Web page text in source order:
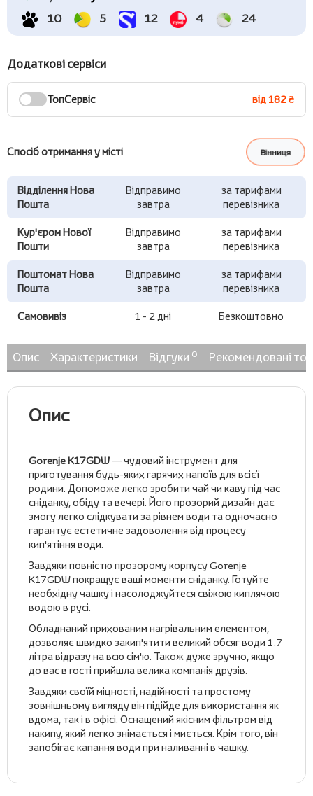
10 5 12 4 24
Додаткові сервіси
ТопСервіс від 182 ₴
Спосіб отримання у місті Вінниця
Відділення Нова
Пошта
Відправимо
завтра
за тарифами
перевізника
Кур'єром Нової
Пошти
Відправимо
завтра
за тарифами
перевізника
Поштомат Нова
Пошта
Відправимо
завтра
за тарифами
перевізника
Самовивіз 1 - 2 дні Безкоштовно
Опис Характеристики Відгуки 0 Рекомендовані
Опис
Gorenje K17GDW— чудовий інструмент для
приготування будь-яких гарячих напоїв для всієї
родини. Допоможе легко зробити чай чи каву під час
сніданку, обіду та вечері. Його прозорий дизайн дає
змогу легко слідкувати за рівнем води та одночасно
гарантує естетичне задоволення від процесу
кип'ятіння води.
Завдяки повністю прозорому корпусу Gorenje
K17GDW покращує ваші моменти сніданку. Готуйте
необхідну чашку і насолоджуйтеся свіжою киплячою
водою в русі.
Обладнаний прихованим нагрівальним елементом,
дозволяє швидко закип'ятити великий обсяг води 1.7
літра відразу на всю сім'ю. Також дуже зручно, якщо
до вас в гості прийшла велика компанія друзів.
Завдяки своїй міцності, надійності та простому
зовнішньому вигляду він підійде для використання як
вдома, так і в офісі. Оснащений якісним фільтром від
накипу, який легко знімається і миється. Крім того, він
запобігає капання води при наливанні в чашку.